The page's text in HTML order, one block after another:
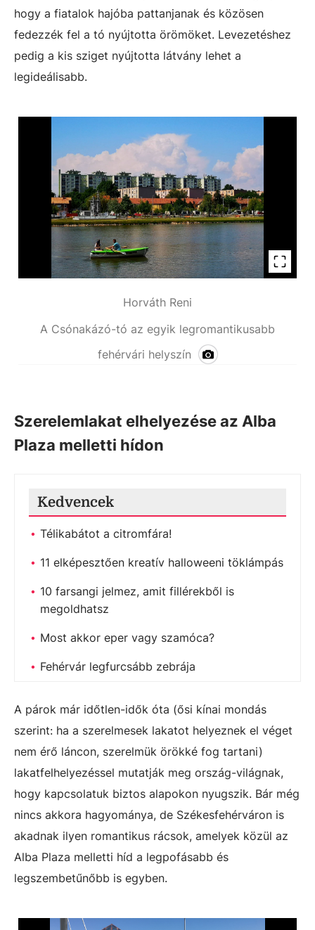
hogy a fiatalok hajóba pattanjanak és közösen
fedezzék fel a tó nyújtotta örömöket. Levezetéshez
pedig a kis sziget nyújtotta látvány lehet a
legideálisabb.
Horváth Reni
A Csónakázó-tó az egyik legromantikusabb
fehérvári helyszín
Szerelemlakat elhelyezése az Alba
Plaza melletti hídon
Kedvencek
Télikabátot a citromfára!
11 elképesztően kreatív halloweeni töklámpás
10 farsangi jelmez, amit fillérekből is
megoldhatsz
Most akkor eper vagy szamóca?
Fehérvár legfurcsább zebrája
A párok már időtlen-idők óta (ősi kínai mondás
szerint: ha a szerelmesek lakatot helyeznek el véget
nem érő láncon, szerelmük örökké fog tartani)
lakatfelhelyezéssel mutatják meg ország-világnak,
hogy kapcsolatuk biztos alapokon nyugszik. Bár még
nincs akkora hagyománya, de Székesfehérváron is
akadnak ilyen romantikus rácsok, amelyek közül az
Alba Plaza melletti híd a legpofásabb és
legszembetűnőbb is egyben.